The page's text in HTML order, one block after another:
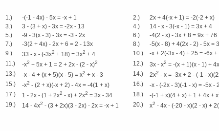
1.) -(-1 - 4x) - 5x = -x + 1 2.)
2x + 4(-x + 1) = -2(-2 + x)
3.)
3 - (3 + x) - 3x = -2x - 13 4.)
14 - x - 3(-x - 1) = 3x + 4
5.)
-9 - 3(x - 3) - 3x = -3 - 2x 6.)
-4(2 - x) - 3x + 8 = 9x + 76
7.)
-3(2 + 4x) - 2x + 6 = 2 - 13x 8.)
-5(x - 8) + 4(2x - 2) - 5x = 3
9.)
33 - x - (-3x2 + 18) = 3x2 + 4 10.)
-x + 2(-3x - 4) + 25 = -6x +
11.)
-x2 + 5x + 1 = 2 + 2x - (2 - x)2 12.) 3x - x2 = -(x + 1)(x - 1) +
13.)
-x - 4 + (x + 5)(x - 5) = x2 + x - 3 14.) 2x2 - x = -3x + 2 - (-1 -
15.)
-x2 - (2 + x)(-x + 2) - 4x = -4(1 + x) 16.)
-x - (-2x - 3)(-1 - x) = -5x -
17.)
1 - 2x - (1 + 2x2 - x) + 2x2 = 3x - 34 18.) -(-1 + x)(4 + x) + 1 + 4x + x
19.) 14 - 4x2 - (3 + 2x)(3 - 2x) - 2x = -x + 1 20.) x2 - 4x - (-20 - x)(2 - x) +